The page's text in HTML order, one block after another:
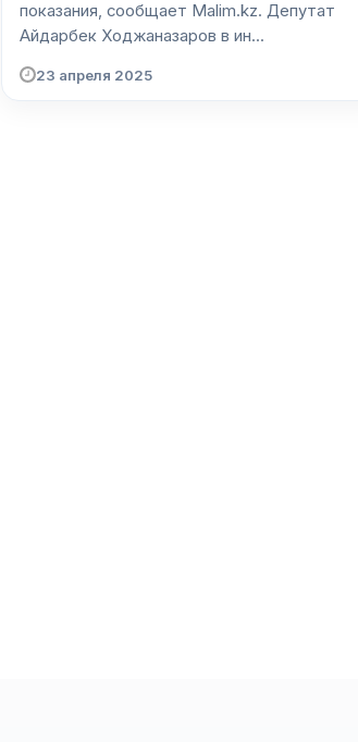
показания, сообщает Malim.kz. Депутат
Айдарбек Ходжаназаров в ин...
23 апреля 2025